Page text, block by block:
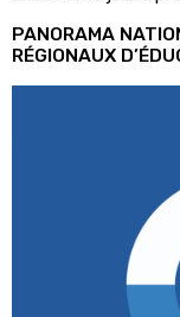
PANORAMA
RÉGIONAUX